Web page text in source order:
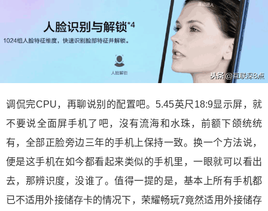
调侃完CPU，再聊说别的配置吧。5.45英尺18:9显示屏，就
不要说全面屏手机了吧，沒有流海和水珠，前额下颌统统
有，全部正脸旁边三年的手机上保持一致。换一个方法说，
便是这手机在如今都看起来类似的手机里，一眼就可以看出
去，那辨识度，没谁了。值得一提的是，基本上所有手机都
已不适用外接储存卡的情况下，荣耀畅玩7竟然适用外接储存